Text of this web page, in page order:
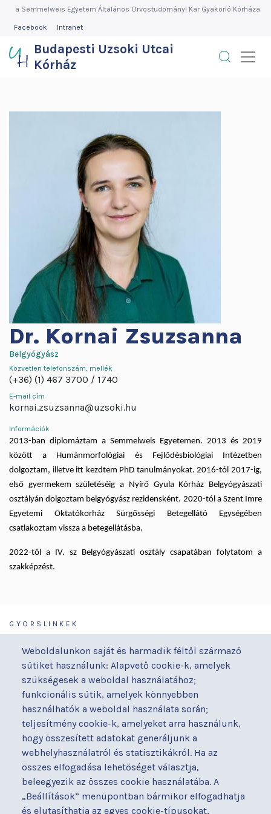
Budapesti
Uzsoki
Utcai
Ugrása Semmelweis Egyetem Általános Orvostudományi Kar Gyakorló Kórháza
Weboldalunkon saját és harmadik féltől származó
sütiket használunk: Alapvető cookie-k, amelyek
szükségesek a weboldal használatához;
funkcionális sütik, amelyek könnyebben
használhatók a weboldal használata során;
teljesítmény cookie-k, amelyeket arra használunk,
hogy összesített adatokat generáljunk a
webhelyhasználatról és statisztikákról. Ha az
összes elfogadása lehetőséget választja,
beleegyezik az összes cookie használatába. A
„Beállítások” menüpontban bármikor elfogadhatja
és elutasíthatja az egyes cookie-típusokat,
MENÜ
Facebook Intranet
Budapesti Uzsoki Utcai
Kórház
Dr. Kornai Zsuzsanna
Belgyógyász
Közvetlen telefonszám, mellék
(+36) (1) 467 3700 1740
E-mail cím
kornai.zsuzsanna@uzsoki.hu
Információk
2013-ban diplomáztam a Semmelweis Egyetemen. 2013 és 2019
között a Humánmorfológiai és Fejlődésbiológiai Intézetben
dolgoztam, illetve itt kezdtem PhD tanulmányokat. 2016-tól 2017-ig,
első gyermekem születéséig a Nyírő Gyula Kórház Belgyógyászati
osztályán dolgoztam belgyógyász rezidensként. 2020-tól a Szent Imre
Egyetemi Oktatókorház Sürgősségi Betegellátó Egységében
csatlakoztam vissza a betegellátásba.
2022-től a IV. sz Belgyógyászati osztály csapatában folytatom a
szakképzést.
GYORSLINKEK
Orvosaink
Osztályaink
Kapcsolat
Akadálymentesítési
nyilatkozat
Alapítványaink
Betegjogi képviselő
Címek és telefonszámok
Diagnosztika
Események
Gyermekmegőrző
Házirend
Hírek
Parkolás
Térítéses ellátás
Videógaléria
Visszajelzések
Várólista
Közérdekű adatok